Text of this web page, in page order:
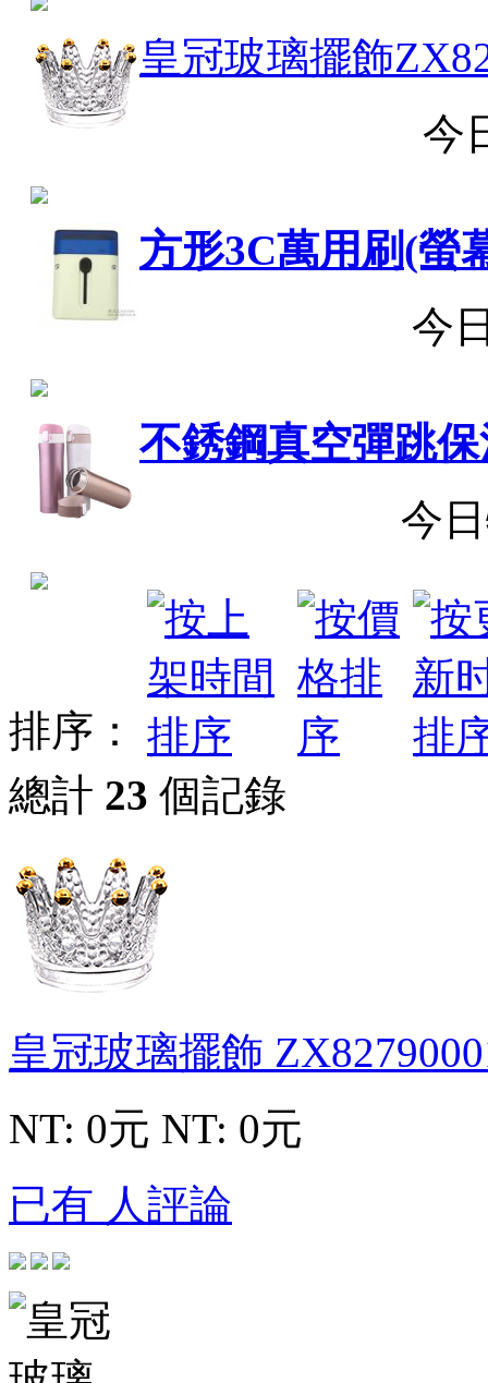
皇冠玻璃擺飾
今
方形3C萬用刷(螢
今
不銹鋼真空彈跳
今
排序：
總計 23 個記錄
皇冠玻璃擺飾
NT: 0元 NT: 0元
已有 人評論